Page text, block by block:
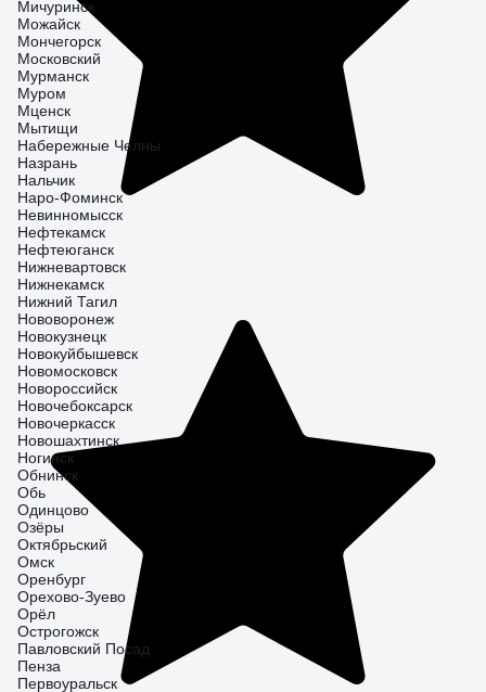
Мичуринск
Можайск
Мончегорск
Московский
Мурманск
Муром
Мценск
Мытищи
Набережные Челны
Назрань
Нальчик
Наро-Фоминск
Невинномысск
Нефтекамск
Нефтеюганск
Нижневартовск
Нижнекамск
Нижний Тагил
Нововоронеж
Новокузнецк
Новокуйбышевск
Новомосковск
Новороссийск
Новочебоксарск
Новочеркасск
Новошахтинск
Ногинск
Обнинск
Обь
Одинцово
Озёры
Октябрьский
Омск
Оренбург
Орехово-Зуево
Орёл
Острогожск
Павловский Посад
Пенза
Первоуральск